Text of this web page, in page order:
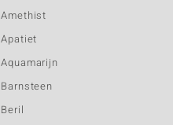
Amethist
Apatiet
Aquamarijn
Barnsteen
Beril